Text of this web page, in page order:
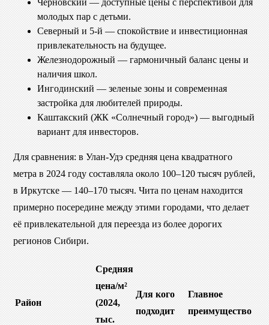
молодых пар с детьми.
Северный и 5-й — спокойствие и инвестиционная
привлекательность на будущее.
Железнодорожный — гармоничный баланс цены и
наличия школ.
Ингодинский — зеленые зоны и современная
застройка для любителей природы.
Каштакский (ЖК «Солнечный город») — выгодный
вариант для инвесторов.
Для сравнения: в Улан-Удэ средняя цена квадратного
метра в 2024 году составляла около 100–120 тысяч рублей,
в Иркутске — 140–170 тысяч. Чита по ценам находится
примерно посередине между этими городами, что делает
её привлекательной для переезда из более дорогих
регионов Сибири.
Район
Средняя
цена/м²
(2024,
тыс.
Для кого
подходит
Главное
преимущество